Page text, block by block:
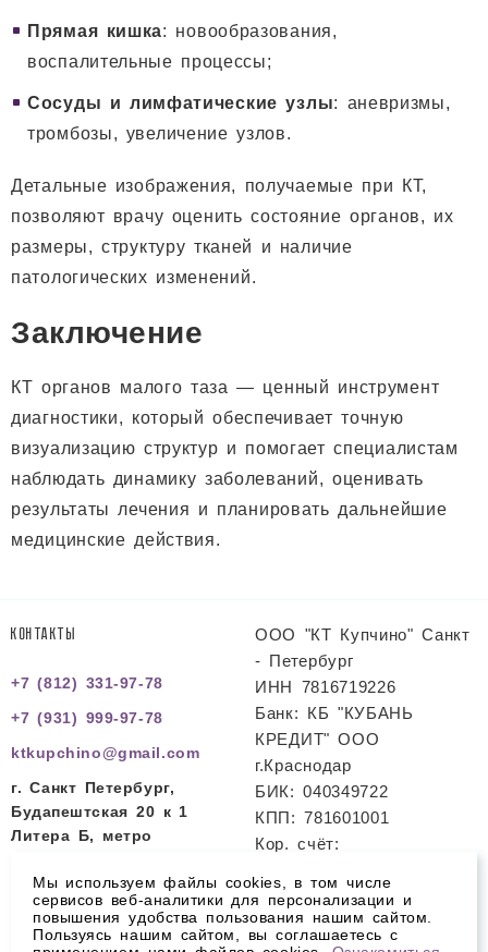
Прямая кишка: новообразования,
воспалительные процессы;
Сосуды и лимфатические узлы: аневризмы,
тромбозы, увеличение узлов.
Детальные изображения, получаемые при КТ,
позволяют врачу оценить состояние органов, их
размеры, структуру тканей и наличие
патологических изменений.
Заключение
КТ органов малого таза — ценный инструмент
диагностики, который обеспечивает точную
визуализацию структур и помогает специалистам
наблюдать динамику заболеваний, оценивать
результаты лечения и планировать дальнейшие
медицинские действия.
КОНТАКТЫ
+7 (812) 331-97-78
+7 (931) 999-97-78
ktkupchino@gmail.com
г. Санкт Петербург,
Будапештская 20 к 1
Литера Б, метро
ООО "КТ Купчино" Санкт
- Петербург
ИНН 7816719226
Банк: КБ "КУБАНЬ
КРЕДИТ" ООО
г.Краснодар
БИК: 040349722
КПП: 781601001
Кор. счёт:
Расч. счет:
40702810700800000077
Мы используем файлы cookies, в том числе
сервисов веб-аналитики для персонализации и
повышения удобства пользования нашим сайтом.
Пользуясь нашим сайтом, вы соглашаетесь с